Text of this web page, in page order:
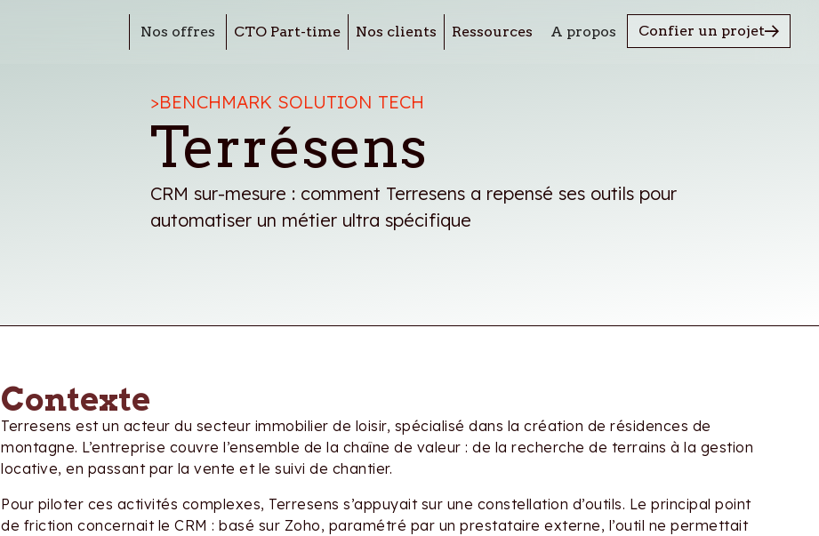
Nos offres CTO Part-time Nos clients Ressources A propos Confier un projet
>BENCHMARK SOLUTION TECH
Terrésens
CRM sur-mesure : comment Terresens a repensé ses outils pour
automatiser un métier ultra spécifique
Contexte
Terresens est un acteur du secteur immobilier de loisir, spécialisé dans la création de résidences de
montagne. L’entreprise couvre l’ensemble de la chaîne de valeur : de la recherche de terrains à la gestion
locative, en passant par la vente et le suivi de chantier.
Pour piloter ces activités complexes, Terresens s’appuyait sur une constellation d’outils. Le principal point
de friction concernait le CRM : basé sur Zoho, paramétré par un prestataire externe, l’outil ne permettait